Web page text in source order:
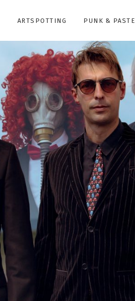
ARTSPOTTING PUNK & PASTE